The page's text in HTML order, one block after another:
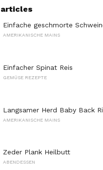
articles
Einfache geschmorte
AMERIKANISCHE MAINS
Einfacher Spinat Reis
GEMÜSE REZEPTE
Langsamer Herd Baby Back
AMERIKANISCHE MAINS
Zeder Plank Heilbutt
ABENDESSEN